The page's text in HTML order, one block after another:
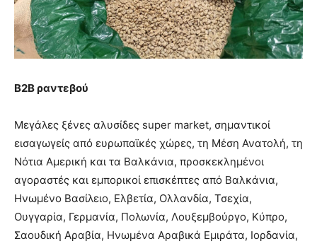
B2B ραντεβού
Mεγάλες ξένες αλυσίδες super market, σημαντικοί
εισαγωγείς από ευρωπαϊκές χώρες, τη Μέση Ανατολή, τη
Νότια Αμερική και τα Βαλκάνια, προσκεκλημένοι
αγοραστές και εμπορικοί επισκέπτες από Βαλκάνια,
Ηνωμένο Βασίλειο, Ελβετία, Ολλανδία, Τσεχία,
Ουγγαρία, Γερμανία, Πολωνία, Λουξεμβούργο, Κύπρο,
Σαουδική Αραβία, Ηνωμένα Αραβικά Εμιράτα, Ιορδανία,